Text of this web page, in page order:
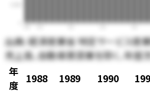
出典:経済産業省 特定サービス産
売上高、自動車賃貸業を除く、年度次
年
度 1988 1989 1990